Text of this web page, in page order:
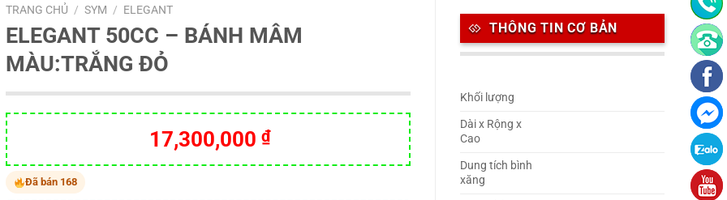
THÔNG TIN CƠ BẢN
Khối lượng
Dài x Rộng x
Cao
Dung tích bình
xăng
TRANG CHỦ / SYM / ELEGANT
ELEGANT 50CC – BÁNH MÂM
MÀU:TRẮNG ĐỎ
17,300,000 ₫
Đã bán 168